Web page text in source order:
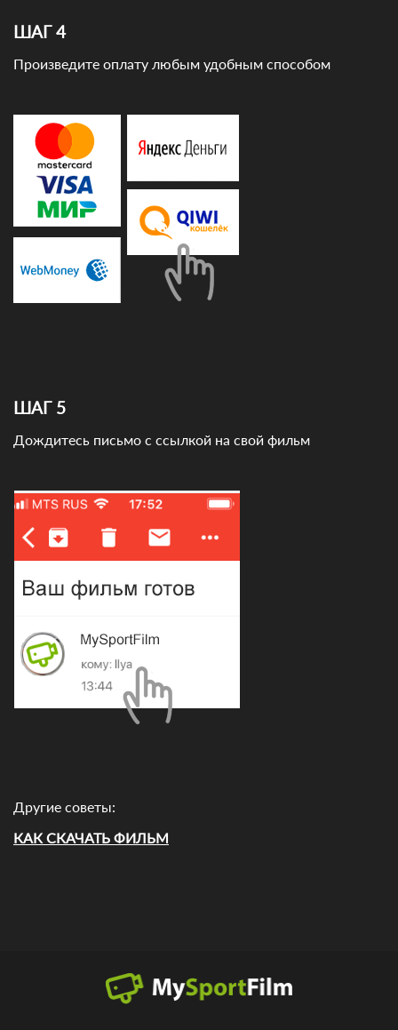
ШАГ 4
Произведите оплату любым удобным способом
ШАГ 5
Дождитесь письмо с ссылкой на свой фильм
Другие советы:
КАК СКАЧАТЬ ФИЛЬМ